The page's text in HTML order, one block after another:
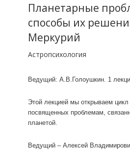
Планетарные
способы их
Меркурий
Астропсихология
Ведущий: А.В.Голоушкин. 1
Этой лекцией мы открываем цикл
посвященных проблемам,
планетой.
Ведущий – Алексей